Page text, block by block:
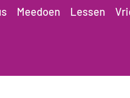
Meedoen Lessen